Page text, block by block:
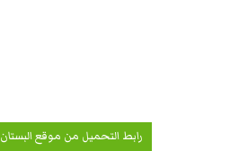
رابط التحميل من موقع البستان